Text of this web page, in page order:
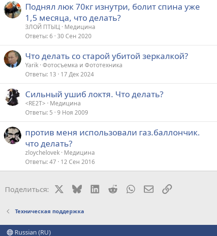
Поднял люк 70кг изнутри, болит спина уже
1,5 месяца, что делать?
ЗЛОЙ ПТЫЦ Медицина
Ответы 6 30 Сен 2020
Что делать со старой убитой зеркалкой?
Yarik Фотосъемка и Фототехника
Ответы 13 17 Дек 2024
Сильный ушиб локтя. Что делать?
<RE2T>
Медицина
Ответы 5 9 Ноя 2009
против меня использовали газ.баллончик.
что делать?
zloychelovek Медицина
Ответы 47 12 Сен 2016
Поделиться: BlueskyLinkedIn
RedditWhatsAppЭлектронная
Ссылка
Техническая поддержка
Russian (RU)